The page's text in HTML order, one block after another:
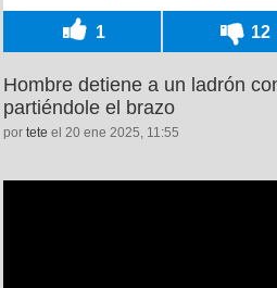
1 12
Hombre detiene a un ladrón
partiéndole el brazo
por tete el 20 ene 2025, 11:55